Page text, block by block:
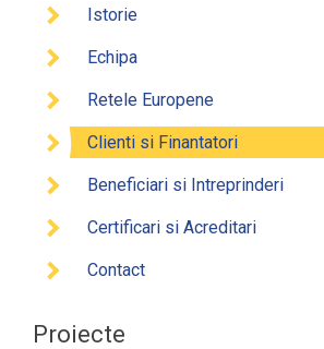
Istorie
Echipa
Retele Europene
Clienti si Finantatori
Beneficiari si Intreprinderi
Certificari si Acreditari
Contact
Proiecte